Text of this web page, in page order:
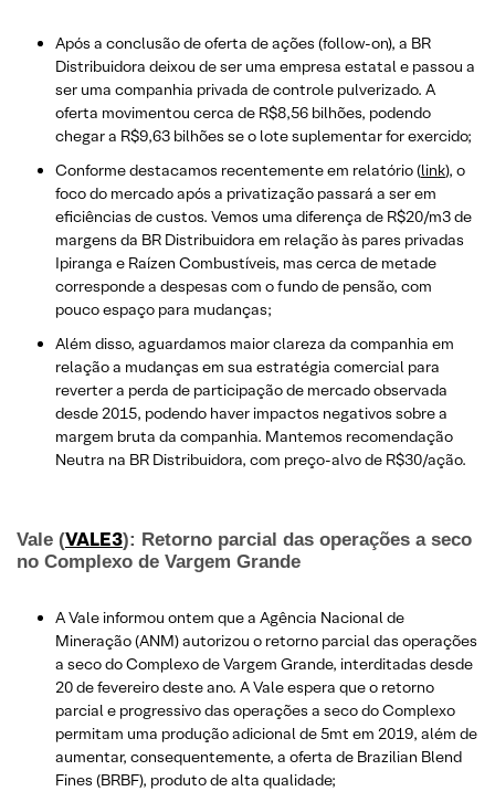
Após a conclusão de oferta de ações (follow-on), a BR
Distribuidora deixou de ser uma empresa estatal e passou a
ser uma companhia privada de controle pulverizado. A
oferta movimentou cerca de R$8,56 bilhões, podendo
chegar a R$9,63 bilhões se o lote suplementar for exercido;
Conforme destacamos recentemente em relatório (link), o
foco do mercado após a privatização passará a ser em
eficiências de custos. Vemos uma diferença de R$20/m3 de
margens da BR Distribuidora em relação às pares privadas
Ipiranga e Raízen Combustíveis, mas cerca de metade
corresponde a despesas com o fundo de pensão, com
pouco espaço para mudanças;
Além disso, aguardamos maior clareza da companhia em
relação a mudanças em sua estratégia comercial para
reverter a perda de participação de mercado observada
desde 2015, podendo haver impactos negativos sobre a
margem bruta da companhia. Mantemos recomendação
Neutra na BR Distribuidora, com preço-alvo de R$30/ação.
Vale (VALE3): Retorno parcial das operações a seco
no Complexo de Vargem Grande
A Vale informou ontem que a Agência Nacional de
Mineração (ANM) autorizou o retorno parcial das operações
a seco do Complexo de Vargem Grande, interditadas desde
20 de fevereiro deste ano. A Vale espera que o retorno
parcial e progressivo das operações a seco do Complexo
permitam uma produção adicional de 5mt em 2019, além de
aumentar, consequentemente, a oferta de Brazilian Blend
Fines (BRBF), produto de alta qualidade;